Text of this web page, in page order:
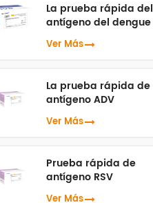
La prueba rápida del
antígeno del dengue
NS1
Ver Más
La prueba rápida de
antígeno ADV
Ver Más
Prueba rápida de
antígeno RSV
Ver Más